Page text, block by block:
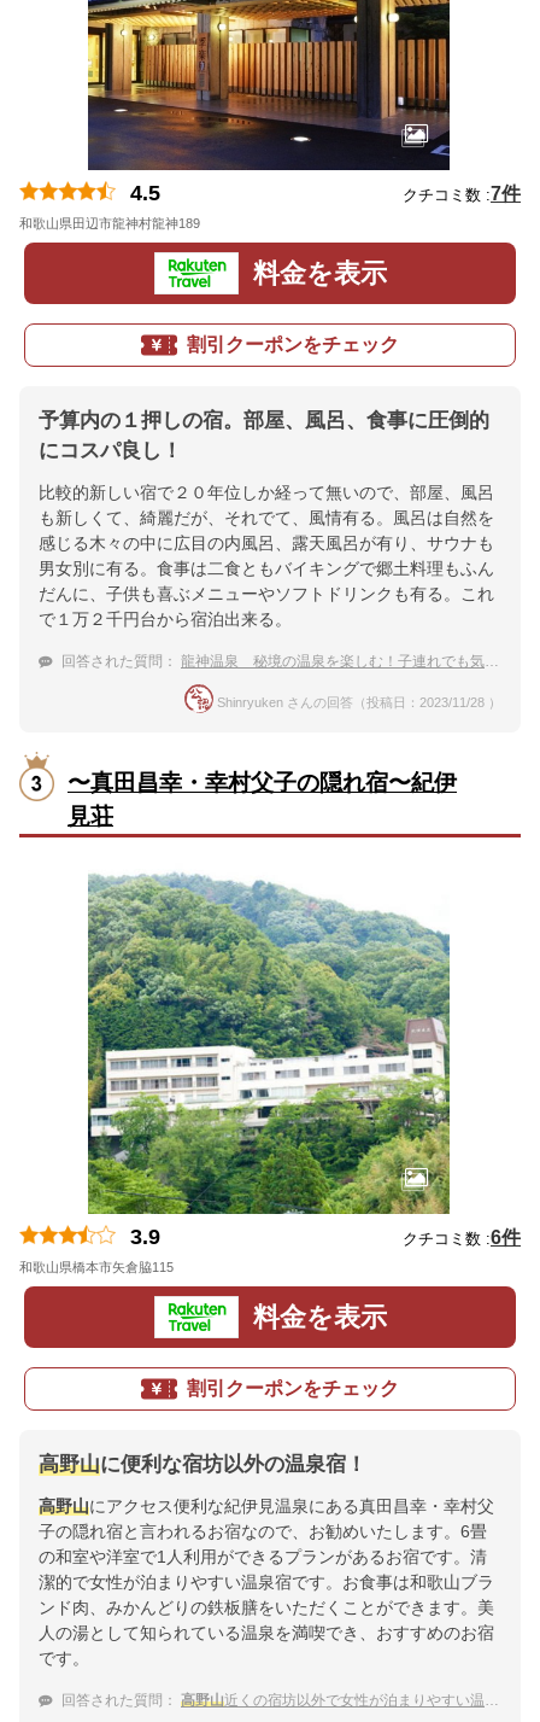
4.5 クチコミ数 :7件
和歌山県田辺市龍神村龍神189
料金を表示
割引クーポンをチェック
予算内の１押しの宿。部屋、風呂、食事に圧倒的
にコスパ良し！
比較的新しい宿で２０年位しか経って無いので、部屋、風呂
も新しくて、綺麗だが、それでて、風情有る。風呂は自然を
感じる木々の中に広目の内風呂、露天風呂が有り、サウナも
男女別に有る。食事は二食ともバイキングで郷土料理もふん
だんに、子供も喜ぶメニューやソフトドリンクも有る。これ
で１万２千円台から宿泊出来る。
回答された質問： 龍神温泉 秘境の温泉を楽しむ！子連れでも気軽に泊まれる宿
Shinryuken さんの回答（投稿日：2023/11/28 ）
〜真田昌幸・幸村父子の隠れ宿〜紀伊
見荘
3.9 クチコミ数 :6件
和歌山県橋本市矢倉脇115
料金を表示
割引クーポンをチェック
高野山に便利な宿坊以外の温泉宿！
高野山にアクセス便利な紀伊見温泉にある真田昌幸・幸村父
子の隠れ宿と言われるお宿なので、お勧めいたします。6畳
の和室や洋室で1人利用ができるプランがあるお宿です。清
潔的で女性が泊まりやすい温泉宿です。お食事は和歌山ブラ
ンド肉、みかんどりの鉄板膳をいただくことができます。美
人の湯として知られている温泉を満喫でき、おすすめのお宿
です。
回答された質問： 高野山近くの宿坊以外で女性が泊まりやすい温泉宿